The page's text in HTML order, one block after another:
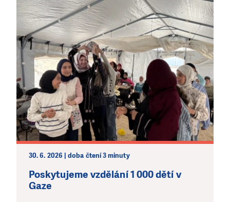
30. 6. 2026 | doba čtení 3 minuty
Poskytujeme vzdělání 1 000 dětí v
Gaze